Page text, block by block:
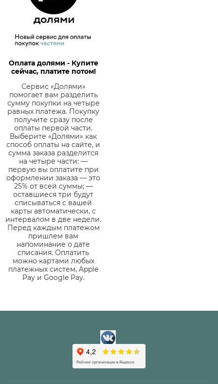
Оплата долями - Купите
сейчас, платите потом!
Сервис «Долями»
помогает вам разделить
сумму покупки на четыре
равных платежа. Покупку
получите сразу после
оплаты первой части.
Выберите «Долями» как
способ оплаты на сайте, и
сумма заказа разделится
на четыре части: —
первую вы оплатите при
оформлении заказа — это
25% от всей суммы; —
оставшиеся три будут
списываться с вашей
карты автоматически, с
интервалом в две недели.
Перед каждым платежом
пришлем вам
напоминание о дате
списания. Оплатить
можно картами любых
платежных систем, Apple
Pay и Google Pay.